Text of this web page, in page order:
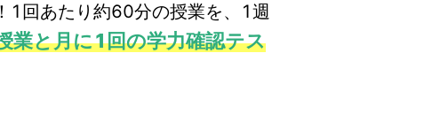
1回あたり約60分の授業を、1週
業と月に1回の学力確認テス